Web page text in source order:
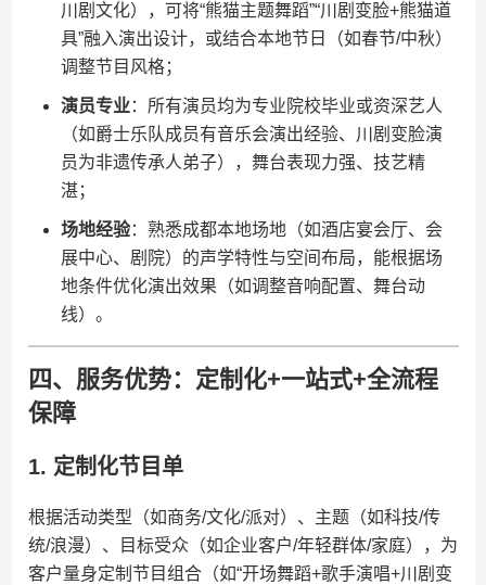
川剧文化），可将“熊猫主题舞蹈”“川剧变脸+熊猫道
具”融入演出设计，或结合本地节日（如春节/中秋）
调整节目风格；
​演员专业​​：所有演员均为专业院校毕业或资深艺人
（如爵士乐队成员有音乐会演出经验、川剧变脸演
员为非遗传承人弟子），舞台表现力强、技艺精
湛；
​场地经验​​：熟悉成都本地场地（如酒店宴会厅、会
展中心、剧院）的声学特性与空间布局，能根据场
地条件优化演出效果（如调整音响配置、舞台动
线）。
四、服务优势：定制化+一站式+全流程
保障
1. 定制化节目单
根据活动类型（如商务/文化/派对）、主题（如科技/传
统/浪漫）、目标受众（如企业客户/年轻群体/家庭），为
客户量身定制节目组合（如“开场舞蹈+歌手演唱+川剧变